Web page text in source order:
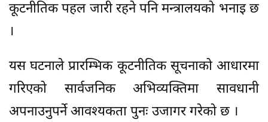
कूटनीतिक पहल जारी रहने पनि मन्त्रालयको भनाइ छ
।
यस घटनाले प्रारम्भिक कूटनीतिक सूचनाको आधारमा
गरिएको सार्वजनिक अभिव्यक्तिमा सावधानी
अपनाउनुपर्ने आवश्यकता पुनः उजागर गरेको छ ।